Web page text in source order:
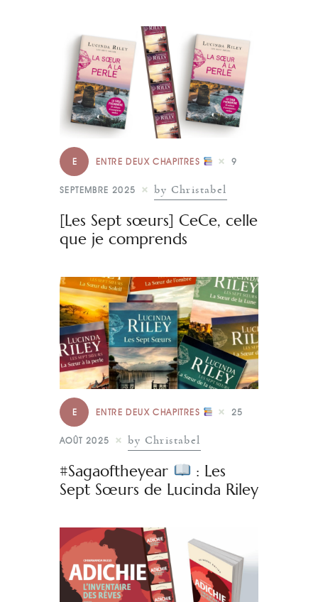
E ENTRE DEUX CHAPITRES 9
SEPTEMBRE 2025 by Christabel
[Les Sept sœurs] CeCe, celle
que je comprends
E ENTRE DEUX CHAPITRES 25
AOÛT 2025 by Christabel
#Sagaoftheyear
: Les
Sept Sœurs de Lucinda Riley